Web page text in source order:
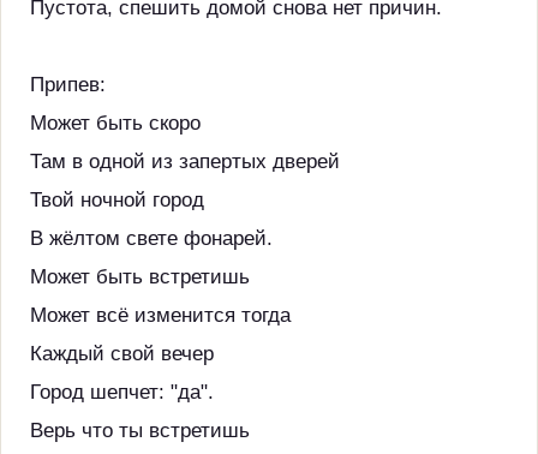
Пустота, спешить домой снова нет причин.
Припев:
Может быть скоро
Там в одной из запертых дверей
Твой ночной город
В жёлтом свете фонарей.
Может быть встретишь
Может всё изменится тогда
Каждый свой вечер
Город шепчет: "да".
Верь что ты встретишь